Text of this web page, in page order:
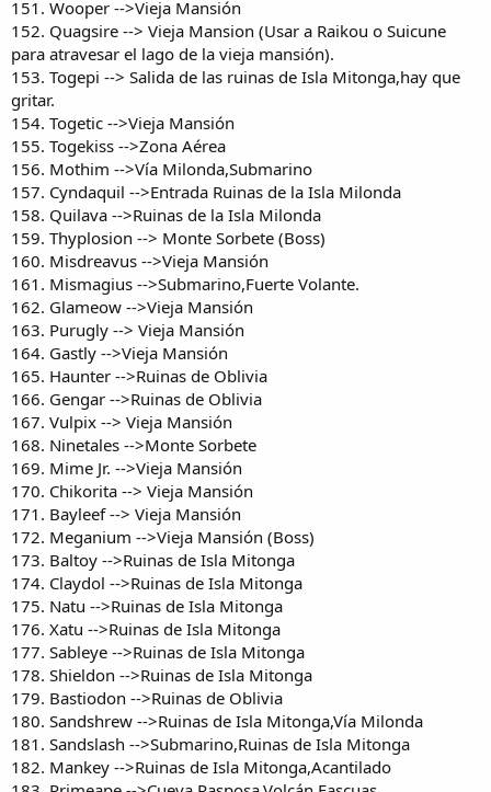
151. Wooper -->Vieja Mansión
152. Quagsire --> Vieja Mansion (Usar a Raikou o Suicune
para atravesar el lago de la vieja mansión).
153. Togepi --> Salida de las ruinas de Isla Mitonga,hay que
gritar.
154. Togetic -->Vieja Mansión
155. Togekiss -->Zona Aérea
156. Mothim -->Vía Milonda,Submarino
157. Cyndaquil -->Entrada Ruinas de la Isla Milonda
158. Quilava -->Ruinas de la Isla Milonda
159. Thyplosion --> Monte Sorbete (Boss)
160. Misdreavus -->Vieja Mansión
161. Mismagius -->Submarino,Fuerte Volante.
162. Glameow -->Vieja Mansión
163. Purugly --> Vieja Mansión
164. Gastly -->Vieja Mansión
165. Haunter -->Ruinas de Oblivia
166. Gengar -->Ruinas de Oblivia
167. Vulpix --> Vieja Mansión
168. Ninetales -->Monte Sorbete
169. Mime Jr. -->Vieja Mansión
170. Chikorita --> Vieja Mansión
171. Bayleef --> Vieja Mansión
172. Meganium -->Vieja Mansión (Boss)
173. Baltoy -->Ruinas de Isla Mitonga
174. Claydol -->Ruinas de Isla Mitonga
175. Natu -->Ruinas de Isla Mitonga
176. Xatu -->Ruinas de Isla Mitonga
177. Sableye -->Ruinas de Isla Mitonga
178. Shieldon -->Ruinas de Isla Mitonga
179. Bastiodon -->Ruinas de Oblivia
180. Sandshrew -->Ruinas de Isla Mitonga,Vía Milonda
181. Sandslash -->Submarino,Ruinas de Isla Mitonga
182. Mankey -->Ruinas de Isla Mitonga,Acantilado